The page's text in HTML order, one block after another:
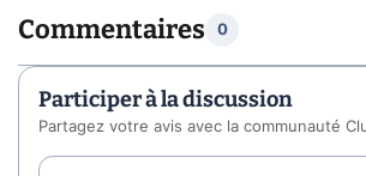
Commentaires 0
Participer à la discussion
Partagez votre avis avec la communauté